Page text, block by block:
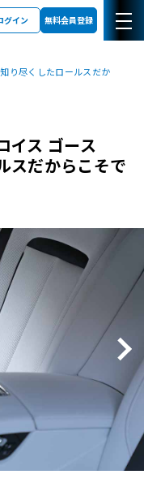
グイン 無料会員登録
り尽くしたロールスだか
イス ゴース
スだからこそで